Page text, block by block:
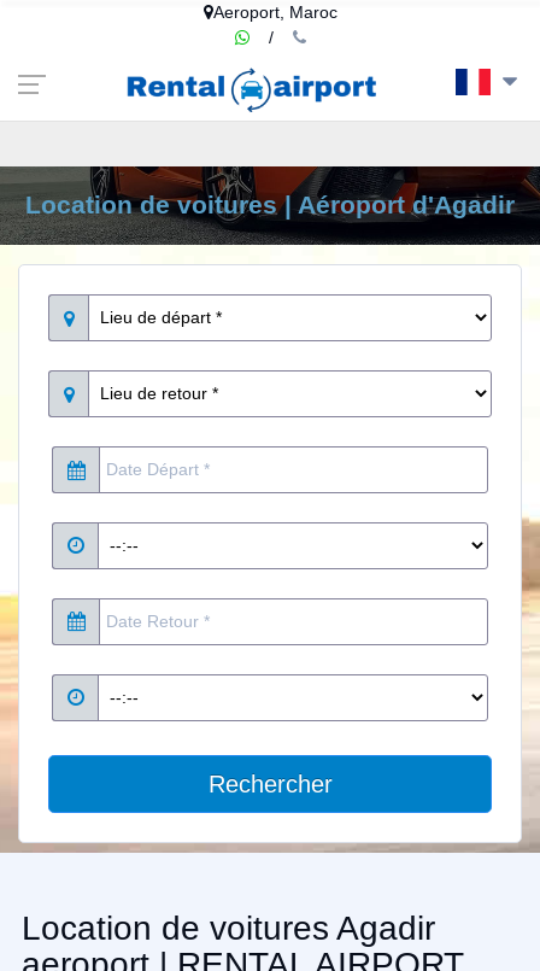
Aeroport, Maroc
/
verification=euF7kQISNOJd1LKT4c2eiOMSptBMtlXe0A8IT1ZjCCE
Location de voitures | Aéroport d'Agadir
Rechercher
Location de voitures Agadir